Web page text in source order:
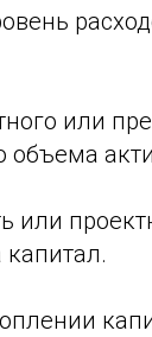
или
объема
или
капитал.